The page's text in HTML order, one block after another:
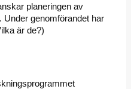
planeringen av
Under genomförandet har
är de?)